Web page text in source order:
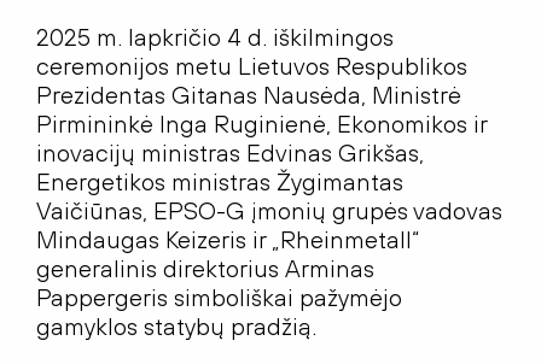
2025 m. lapkričio 4 d. iškilmingos
ceremonijos metu Lietuvos Respublikos
Prezidentas Gitanas Nausėda, Ministrė
Pirmininkė Inga Ruginienė, Ekonomikos ir
inovacijų ministras Edvinas Grikšas,
Energetikos ministras Žygimantas
Vaičiūnas, EPSO-G įmonių grupės vadovas
Mindaugas Keizeris ir „Rheinmetall“
generalinis direktorius Arminas
Pappergeris simboliškai pažymėjo
gamyklos statybų pradžią.